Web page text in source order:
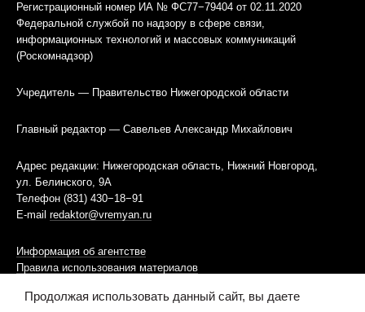
Регистрационный номер ИА № ФС77−79404 от 02.11.2020
Федеральной службой по надзору в сфере связи,
информационных технологий и массовых коммуникаций
(Роскомнадзор)
Учредитель — Правительство Нижегородской области
Главный редактор — Савельев Александр Михайлович
Адрес редакции: Нижегородская область, Нижний Новгород,
ул. Белинского, 9А
Телефон (831) 430−18−91
E-mail redaktor@vremyan.ru
Информация об агентстве
Правила использования материалов
Информационная политика использования «cookies»-файлов
Продолжая использовать данный сайт, вы даете